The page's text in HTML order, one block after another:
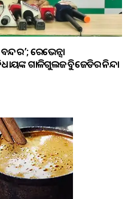
କର’; ରେଭେନ୍ସା
ଗାଳିଗୁଲଜକୁ ବିଜେଡିର ନିନ୍ଦା